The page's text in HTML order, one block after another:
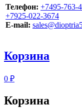
Телефон: ‪+7495-763-
‪+7925-022-3674‬
E-mail:
Корзина
0 ₽
Корзина